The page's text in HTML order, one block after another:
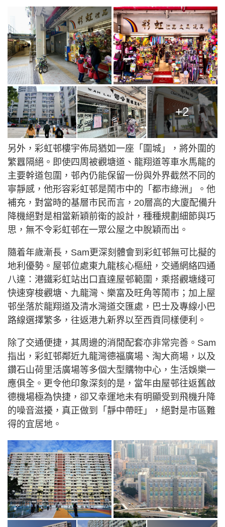
+2
另外，彩虹邨樓宇佈局猶如一座「圍城」，將外圍的
繁囂隔絕。即使四周被觀塘道、龍翔道等車水馬龍的
主要幹道包圍，邨內仍能保留一份與外界截然不同的
寧靜感，他形容彩虹邨是鬧市中的「都市綠洲」。他
補充，對當時的基層市民而言，20層高的大廈配備升
降機絕對是相當新穎前衛的設計，種種規劃細節與巧
思，無不令彩虹邨在一眾公屋之中脫穎而出。
隨着年歲漸長，Sam更深刻體會到彩虹邨無可比擬的
地利優勢。屋邨位處東九龍核心樞紐，交通網絡四通
八達：港鐵彩虹站出口直達屋邨範圍，乘搭觀塘綫可
快速穿梭觀塘、九龍灣、樂富及旺角等鬧市；加上屋
邨坐落於龍翔道及清水灣道交匯處，巴士及專線小巴
路線選擇繁多，往返港九新界以至西貢同樣便利。
除了交通便捷，其周邊的消閒配套亦非常完善。Sam
指出，彩虹邨鄰近九龍灣德福廣場、淘大商場，以及
鑽石山荷里活廣場等多個大型購物中心，生活娛樂一
應俱全。更令他印象深刻的是，當年由屋邨往返舊啟
德機場極為快捷，卻又幸運地未有明顯受到飛機升降
的噪音滋擾，真正做到「靜中帶旺」，絕對是市區難
得的宜居地。